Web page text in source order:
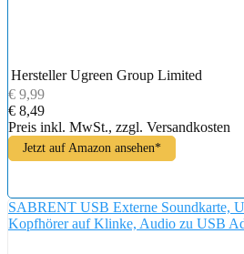
Hersteller Ugreen Group Limited
€ 9,99
€ 8,49
Preis inkl. MwSt., zzgl. Versandkosten
Jetzt auf Amazon ansehen*
SABRENT USB Externe Soundkarte,
Kopfhörer auf Klinke, Audio zu USB